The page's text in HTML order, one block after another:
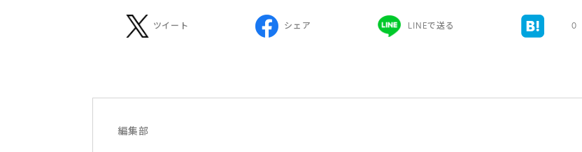
ツイート シェア LINEで送る 0
編集部